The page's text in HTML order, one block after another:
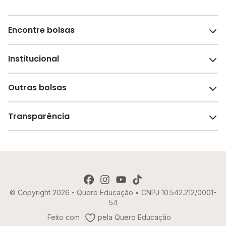
Encontre bolsas
Melhores escolas de São Paulo
Escolas por cidade e bairro
Institucional
Sobre o Melhor Escola
Revista Melhor Escola
Outras bolsas
Faculdades e universidades
Transparência
Política de Cookies
© Copyright 2026 - Quero Educação • CNPJ 10.542.212/0001-
54
Feito com
pela Quero Educação